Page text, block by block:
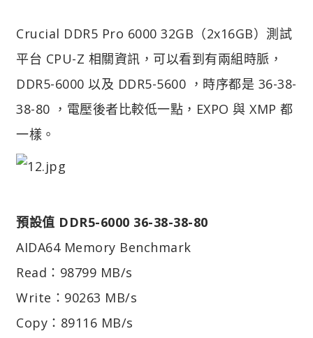
Crucial DDR5 Pro 6000 32GB（2x16GB）測試
平台 CPU-Z 相關資訊，可以看到有兩組時脈，
DDR5-6000 以及 DDR5-5600 ，時序都是 36-38-
38-80 ，電壓後者比較低一點，EXPO 與 XMP 都
一樣。
預設值 DDR5-6000 36-38-38-80
AIDA64 Memory Benchmark
Read：98799 MB/s
Write：90263 MB/s
Copy：89116 MB/s